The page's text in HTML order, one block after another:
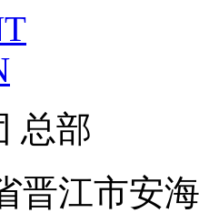
总部
晋江市安